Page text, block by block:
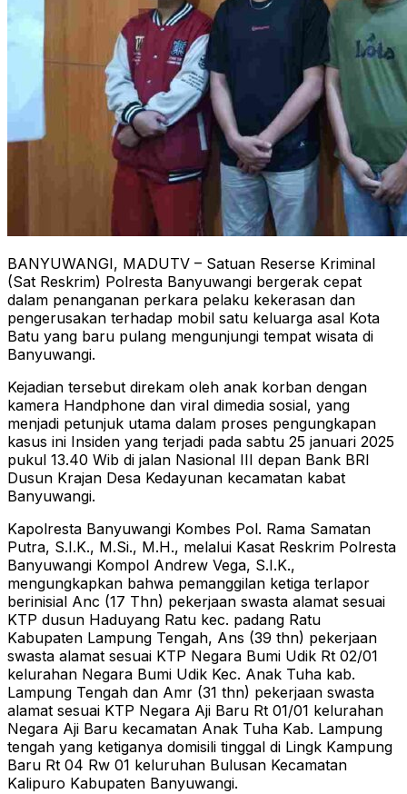
BANYUWANGI, MADUTV – Satuan Reserse Kriminal
(Sat Reskrim) Polresta Banyuwangi bergerak cepat
dalam penanganan perkara pelaku kekerasan dan
pengerusakan terhadap mobil satu keluarga asal Kota
Batu yang baru pulang mengunjungi tempat wisata di
Banyuwangi.
Kejadian tersebut direkam oleh anak korban dengan
kamera Handphone dan viral dimedia sosial, yang
menjadi petunjuk utama dalam proses pengungkapan
kasus ini Insiden yang terjadi pada sabtu 25 januari 2025
pukul 13.40 Wib di jalan Nasional III depan Bank BRI
Dusun Krajan Desa Kedayunan kecamatan kabat
Banyuwangi.
Kapolresta Banyuwangi Kombes Pol. Rama Samatan
Putra, S.I.K., M.Si., M.H., melalui Kasat Reskrim Polresta
Banyuwangi Kompol Andrew Vega, S.I.K.,
mengungkapkan bahwa pemanggilan ketiga terlapor
berinisial Anc (17 Thn) pekerjaan swasta alamat sesuai
KTP dusun Haduyang Ratu kec. padang Ratu
Kabupaten Lampung Tengah, Ans (39 thn) pekerjaan
swasta alamat sesuai KTP Negara Bumi Udik Rt 02/01
kelurahan Negara Bumi Udik Kec. Anak Tuha kab.
Lampung Tengah dan Amr (31 thn) pekerjaan swasta
alamat sesuai KTP Negara Aji Baru Rt 01/01 kelurahan
Negara Aji Baru kecamatan Anak Tuha Kab. Lampung
tengah yang ketiganya domisili tinggal di Lingk Kampung
Baru Rt 04 Rw 01 keluruhan Bulusan Kecamatan
Kalipuro Kabupaten Banyuwangi.